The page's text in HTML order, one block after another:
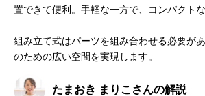
置できて便利。手軽な一方で、コンパクト
組み立て式はパーツを組み合わせる必要が
のための広い空間を実現します。
たまおき まりこさんの解説